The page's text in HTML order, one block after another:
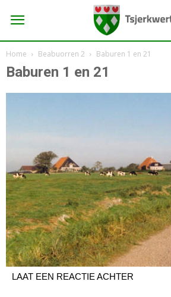
Home Beabuorren 2 Baburen 1 en 21
Baburen 1 en 21
LAAT EEN REACTIE ACHTER